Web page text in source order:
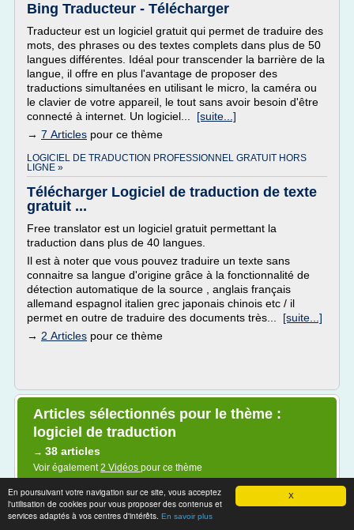
X
En poursuivant votre navigation sur ce site, vous acceptez
l'utilisation de cookies pour vous proposer des contenus et
services adaptés à vos centres d'intérêts. En savoir plus
Bing Traducteur - Télécharger
Traducteur est un logiciel gratuit qui permet de traduire des
mots, des phrases ou des textes complets dans plus de 50
langues différentes. Idéal pour transcender la barrière de la
langue, il offre en plus l'avantage de proposer des
traductions simultanées en utilisant le micro, la caméra ou
le clavier de votre appareil, le tout sans avoir besoin d'être
connecté à internet. Un logiciel... [suite...]
→ 7 Articles pour ce thème
LOGICIEL DE TRADUCTION PROFESSIONNEL GRATUIT HORS
LIGNE »
Télécharger Logiciel de traduction de texte
gratuit ...
Free translator est un logiciel gratuit permettant la
traduction dans plus de 40 langues.
Il est à noter que vous pouvez traduire un texte sans
connaitre sa langue d'origine grâce à la fonctionnalité de
détection automatique de la source , anglais français
allemand espagnol italien grec japonais chinois etc / il
permet en outre de traduire des documents très... [suite...]
→ 2 Articles pour ce thème
Articles sélectionnés pour le thème :
logiciel de traduction
→ 38 articles
Voir également2 Vidéos pour ce thème
Logiciel professionnel de traduction -
Cdiscount.com